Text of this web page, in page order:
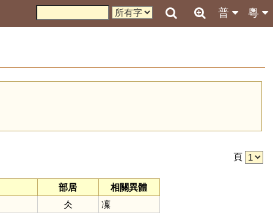
粵
普
頁
部居
相關異體
仌 凜